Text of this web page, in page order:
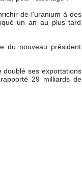
de l'uranium à des
un an au plus tard
du nouveau président
doublé ses exportations
29 milliards de